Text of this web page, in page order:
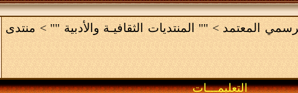
المعتمد > "" المنتديات الثقافيـة والأدبية "" > منتدى
التعليمـــات